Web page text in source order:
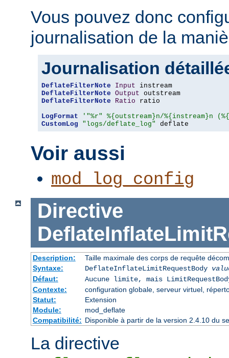
Vous pouvez donc
journalisation de la
Journalisation
DeflateFilterNote Input
DeflateFilterNote Output
DeflateFilterNote
Ratio ratio
LogFormat
'"%r" %{outstream}n/%{instream}n
CustomLog
"logs/deflate_log" deflate
Voir aussi
mod_log_config
Directive
Description:
Taille maximale des corps de requête
Syntaxe:
DeflateInflateLimitRequestBody
Défaut:
Aucune limite, mais
Contexte:
configuration globale, serveur virtuel,
Statut:
Extension
Module:
mod_deflate
Compatibilité: Disponible à partir de la version 2.4.10 du
La directive